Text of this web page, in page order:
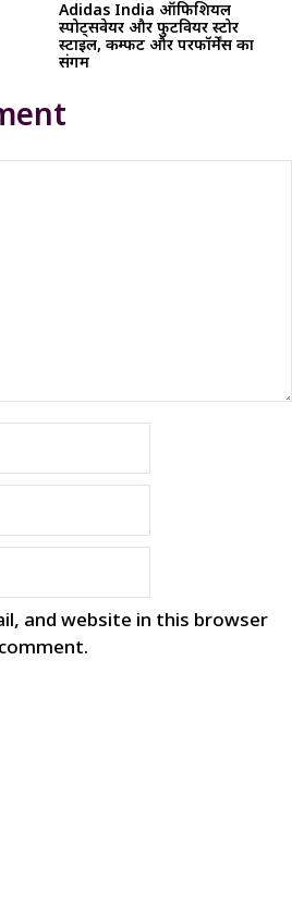
Adidas India ऑफिशियल
स्पोर्ट्सवेयर और फुटवियर स्टोर
स्टाइल, कम्फर्ट और परफॉर्मेंस का
संगम
and website in this browser